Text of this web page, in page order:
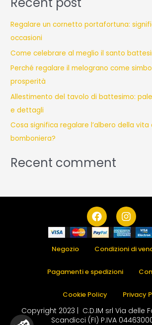
Regalare un cornetto portafortuna:
occasioni
Come celebrare al meglio il santo
Perché regalare il melograno come
prosperità
Allestimento del tavolo di battesimo:
e dettagli
Cosa significa regalare l’albero della vita
bomboniera?
Recent comment
F
a
c
e
b
o
I
n
s
t
a
m
Negozio Condizioni di
Pagamenti e spedizioni
Cookie Policy Privacy
Copyright 2023 | C.D.IM srl Via delle
Scandicci (FI) P.IVA